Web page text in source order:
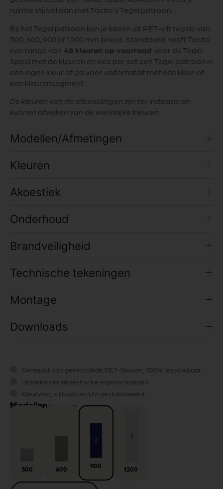
ruimte stijlvol aan met Tacito’s Tegel patroon.
Bij het Tegel patroon kun je kiezen uit PET-vilt tegels van
300, 600, 900 of 1200 mm breed. Standaard heeft Tacito
een range van 48 kleuren op voorraad voor de Tegel.
Speel met de kleuren en kies per set een Tegel patroon in
een eigen kleur of ga voor uniformiteit met één kleur of
een kleurensegment.
De kleuren van de afbeeldingen zijn ter indicatie en
kunnen afwijken van de werkelijke kleuren.
Modellen/Afmetingen
Kleuren
Akoestiek
Onderhoud
Brandveiligheid
Technische tekeningen
Montage
Downloads
Gemaakt van gerecyclede PET-flessen, 100% recyclebaar
Uitstekende akoestische eigenschappen
Kleurvast, slijtvast en UV-gestabiliseerd
Mooi en duurzaam
Modellen
300 600 900 1200